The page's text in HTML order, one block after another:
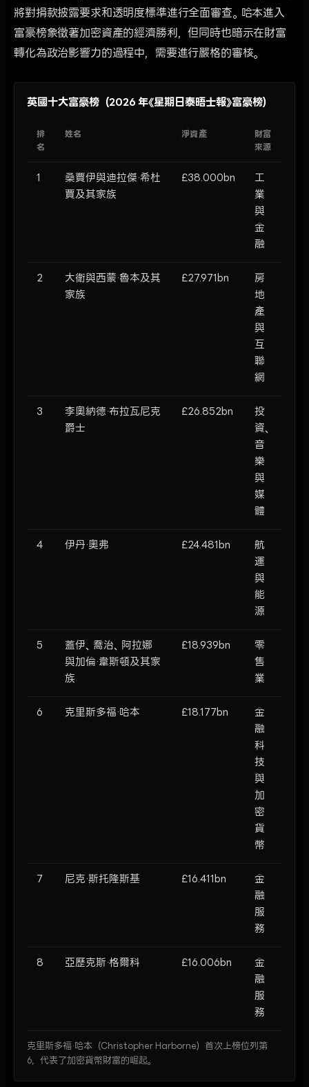
將對捐款披露要求和透明度標準進行全面審查。哈本進入
富豪榜象徵著加密資產的經濟勝利，但同時也暗示在財富
轉化為政治影響力的過程中，需要進行嚴格的審核。
英國十大富豪榜（2026 年《星期日泰晤士報》富豪榜）
排
名
姓名 淨資產
財富
來源
1
桑賈伊與迪拉傑·希杜
賈及其家族
£38.000bn
工
業
與
金
融
2
大衛與西蒙·魯本及其
家族
£27.971bn
房
地
產
與
互
聯
網
3
李奧納德·布拉瓦尼克
爵士
£26.852bn
投
資、
音
樂
與
媒
體
4 伊丹·奧弗 £24.481bn
航
運
與
能
源
5
蓋伊、喬治、阿拉娜
與加倫·韋斯頓及其家
族
£18.939bn
零
售
業
6 克里斯多福·哈本 £18.177bn
金
融
科
技
與
加
密
貨
幣
7 尼克·斯托隆斯基 £16.411bn
金
融
服
務
8 亞歷克斯·格爾科 £16.006bn
金
融
服
務
克里斯多福·哈本（Christopher Harborne）首次上榜位列第
6，代表了加密貨幣財富的崛起。